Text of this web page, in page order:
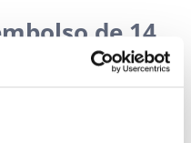
de 14
e Condiçõesdo website